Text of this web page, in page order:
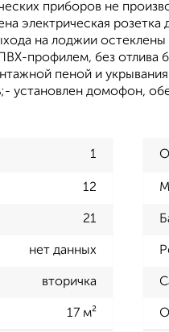
приборов не
электрическая
на лоджии
профилем, без отлива
пеной и
установлен домофон,
1
12
21
нет данных
вторичка
17 м²